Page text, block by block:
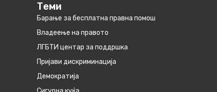
Теми
Барање за бесплатна правна помош
Владеење на правото
ЛГБТИ центар за поддршка
Пријави дискриминација
Демократија